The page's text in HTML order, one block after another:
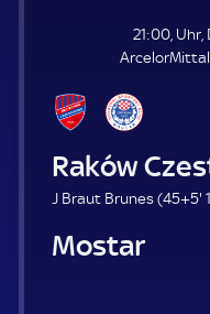
21:00, Uhr,
Raków
J Braut Brunes (45+5'5
Zrinjski